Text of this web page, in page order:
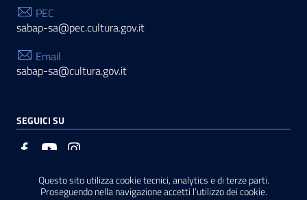
Questo sito utilizza cookie tecnici, analytics e di terze parti.
Proseguendo nella navigazione accetti l’utilizzo dei cookie.
PEC
sabap-sa@pec.cultura.gov.it
Email
sabap-sa@cultura.gov.it
SEGUICI SU
Sezione Link Utili
Privacy | Cookie policy | Note legali | Contatti |Basato